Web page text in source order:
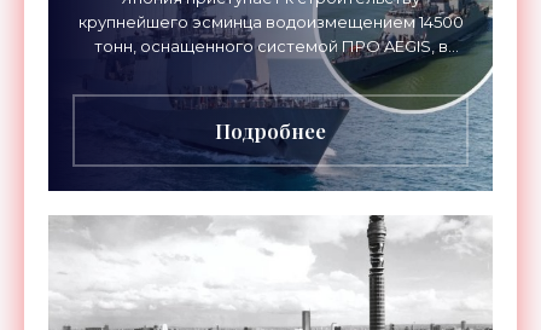
крупнейшего эсминца водоизмещением 14500
тонн, оснащенного системой ПРО AEGIS, в
ответ на изменяющуюся ситуацию в Восточной
Азии — в частности, на
Подробнее